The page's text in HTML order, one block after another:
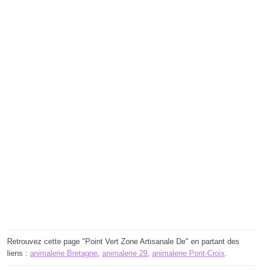
Retrouvez cette page "Point Vert Zone Artisanale De" en partant des
liens : animalerie Bretagne animalerie 29 animalerie Pont-Croix